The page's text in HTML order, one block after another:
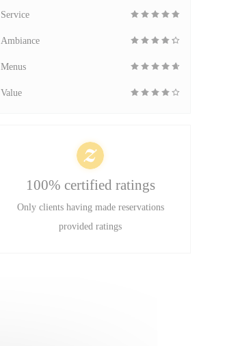
Service
Ambiance
Menus
Value
100% certified ratings
Only clients having made reservations
provided ratings